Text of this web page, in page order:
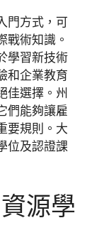
門方式，可
戰術知識。
學習新技術
和企業教育
佳選擇。州
們能夠讓雇
要規則。大
位及認證課
源學